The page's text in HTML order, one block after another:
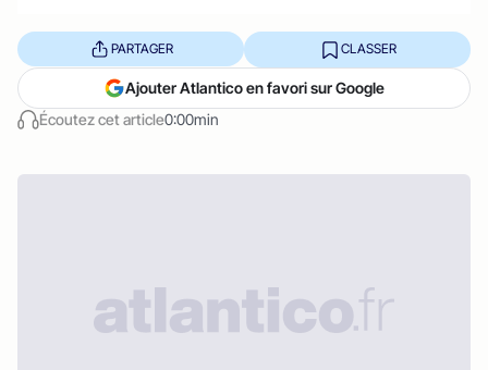
Écoutez cet article0:00min
PARTAGER CLASSER
Ajouter Atlantico en favori sur Google